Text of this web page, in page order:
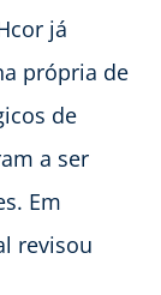
já
própria de
de
a ser
Em
revisou